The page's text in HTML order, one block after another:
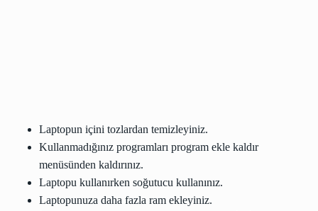
Laptopun içini tozlardan temizleyiniz.
Kullanmadığınız programları program ekle kaldır
menüsünden kaldırınız.
Laptopu kullanırken soğutucu kullanınız.
Laptopunuza daha fazla ram ekleyiniz.